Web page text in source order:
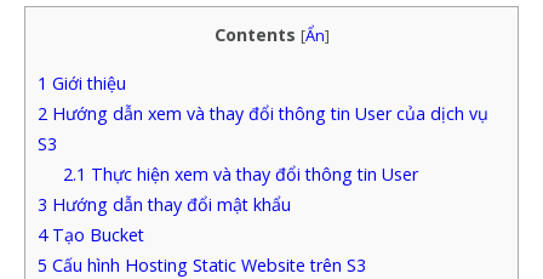
Contents [Ẩn]
1 Giới thiệu
2 Hướng dẫn xem và thay đổi thông tin User của dịch vụ
S3
2.1 Thực hiện xem và thay đổi thông tin User
3 Hướng dẫn thay đổi mật khẩu
4Tạo Bucket
5 Cấu hình Hosting Static Website trên S3